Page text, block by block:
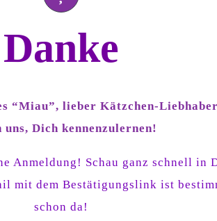
Danke
“Miau”, lieber Kätzchen-
uns, Dich kennenzulernen!
Anmeldung! Schau ganz schnell in
mit dem Bestätigungslink ist
schon da!